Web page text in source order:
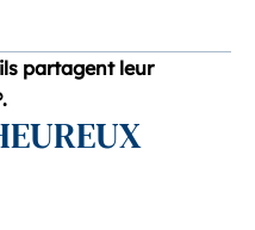
partagent leur